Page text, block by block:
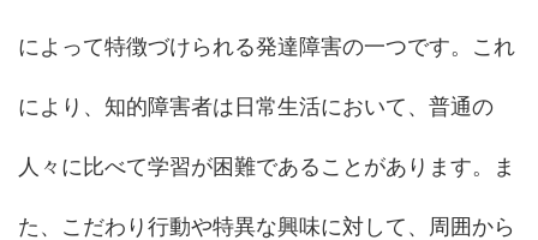
によって特徴づけられる発達障害の一つです。これ
により、知的障害者は日常生活において、普通の
人々に比べて学習が困難であることがあります。ま
た、こだわり行動や特異な興味に対して、周囲から